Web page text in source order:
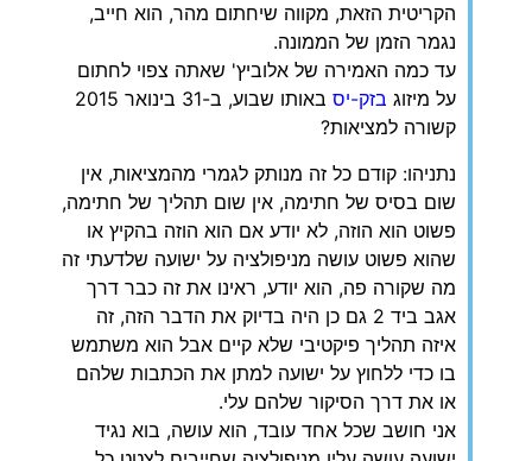
הקריטית הזאת, מקווה שיחתום מהר, הוא חייב,
נגמר הזמן של הממונה.
עד כמה האמירה של אלוביץ' שאתה צפוי לחתום
על מיזוג בזק-יס
באותו שבוע, ב-31 בינואר 2015
קשורה למציאות?
נתניהו: קודם כל זה מנותק לגמרי מהמציאות, אין
שום בסיס של חתימה, אין שום תהליך של חתימה,
פשוט הוא הוזה, לא יודע אם הוא הוזה בהקיץ או
שהוא פשוט עושה מניפולציה על ישועה שלדעתי זה
מה שקורה פה, הוא יודע, ראינו את זה כבר דרך
אגב ביד 2 גם כן היה בדיוק את הדבר הזה, זה
איזה תהליך פיקטיבי שלא קיים אבל הוא משתמש
בו כדי ללחוץ על ישועה למתן את הכתבות שלהם
או את דרך הסיקור שלהם עלי.
אני חושב שכל אחד עובד, הוא עושה, בוא נגיד